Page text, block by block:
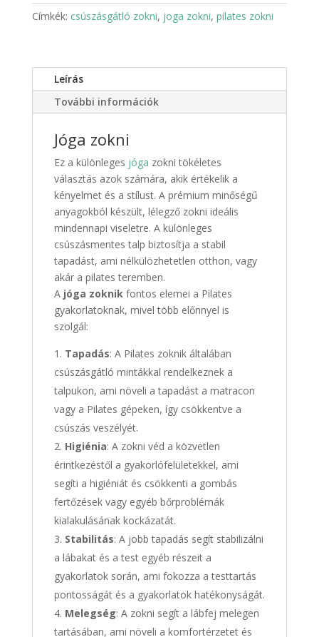
szürke
Címkék: csúszásgátló zokni, joga zokni, pilates zokni
Leírás
További információk
Jóga zokni
Ez a különleges jóga zokni tökéletes
választás azok számára, akik értékelik a
kényelmet és a stílust. A prémium minőségű
anyagokból készült, lélegző zokni ideális
mindennapi viseletre. A különleges
csúszásmentes talp biztosítja a stabil
tapadást, ami nélkülözhetetlen otthon, vagy
akár a pilates teremben.
A jóga zoknikfontos elemei a Pilates
gyakorlatoknak, mivel több előnnyel is
szolgál:
Tapadás: A Pilates zoknik általában
csúszásgátló mintákkal rendelkeznek a
talpukon, ami növeli a tapadást a matracon
vagy a Pilates gépeken, így csökkentve a
csúszás veszélyét.
Higiénia: A zokni véd a közvetlen
érintkezéstől a gyakorlófelületekkel, ami
segíti a higiéniát és csökkenti a gombás
fertőzések vagy egyéb bőrproblémák
kialakulásának kockázatát.
Stabilitás: A jobb tapadás segít stabilizálni
a lábakat és a test egyéb részeit a
gyakorlatok során, ami fokozza a testtartás
pontosságát és a gyakorlatok hatékonyságát.
Melegség: A zokni segít a lábfej melegen
tartásában, ami növeli a komfortérzetet és